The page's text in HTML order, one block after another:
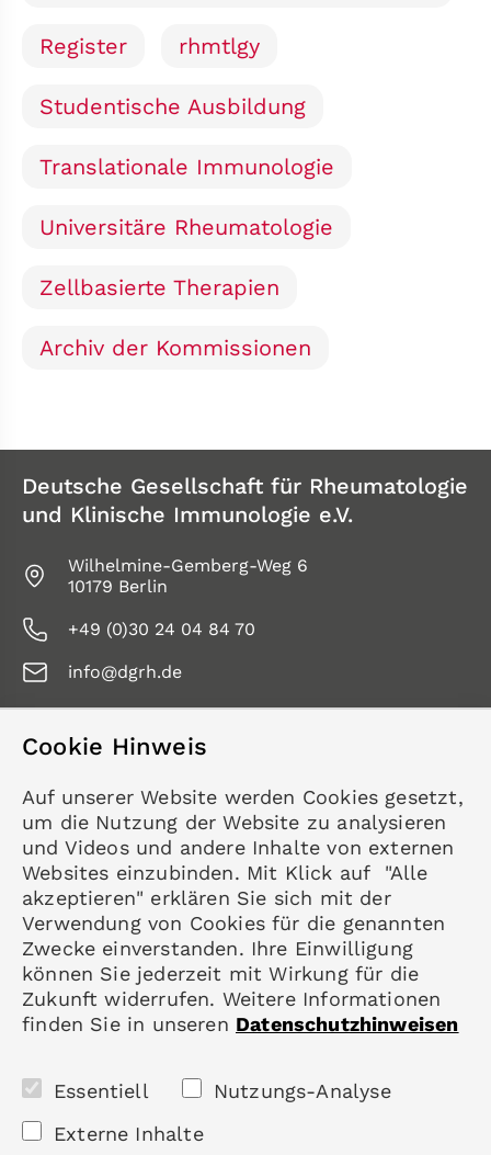
Register rhmtlgy
Studentische Ausbildung
Translationale Immunologie
Universitäre Rheumatologie
Zellbasierte Therapien
Archiv der Kommissionen
Deutsche Gesellschaft für Rheumatologie
und Klinische Immunologie e.V.
Wilhelmine-Gemberg-Weg 6
10179 Berlin
+49 (0)30 24 04 84 70
info@dgrh.de
Service
Kontakt
Datenschutz
Impressum
Mitgliedschaft
Rheumatologie
Karriere
Cookie Hinweis
Auf unserer Website werden Cookies gesetzt,
um die Nutzung der Website zu analysieren
und Videos und andere Inhalte von externen
Websites einzubinden. Mit Klick auf "Alle
akzeptieren" erklären Sie sich mit der
Verwendung von Cookies für die genannten
Zwecke einverstanden. Ihre Einwilligung
können Sie jederzeit mit Wirkung für die
Zukunft widerrufen. Weitere Informationen
finden Sie in unseren Datenschutzhinweisen
Essentiell
Nutzungs-Analyse
Externe Inhalte